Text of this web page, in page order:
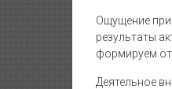
Ощущение
результаты
формируем
Деятельное